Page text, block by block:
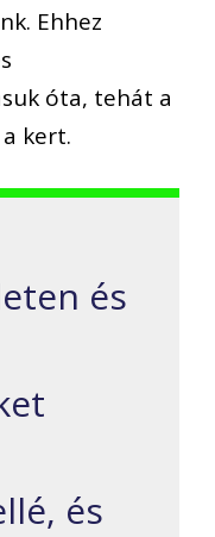
Ehhez
óta, tehát a
kert.
és
és